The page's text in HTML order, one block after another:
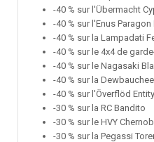
-40 % sur l'Übermacht
-40 % sur l'Enus Paragon
-40 % sur la Lampadati
-40 % sur le 4x4 de
-40 % sur le Nagasaki
-40 % sur la
-40 % sur l'Överflöd
-30 % sur la RC Bandito
-30 % sur le HVY
-30 % sur la Pegassi